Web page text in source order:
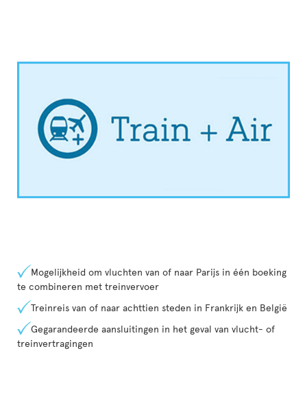
Mogelijkheid om vluchten van of naar Parijs in één boeking
te combineren met treinvervoer
Treinreis van of naar achttien steden in Frankrijk en België
Gegarandeerde aansluitingen in het geval van vlucht- of
treinvertragingen